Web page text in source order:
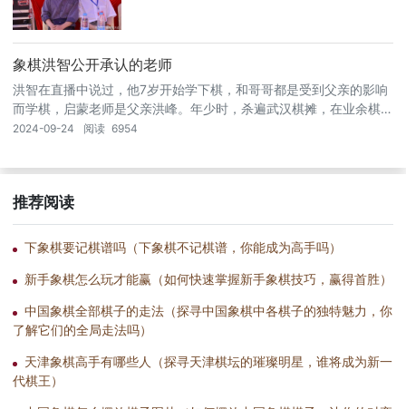
象棋洪智公开承认的老师
洪智在直播中说过，他7岁开始学下棋，和哥哥都是受到父亲的影响
而学棋，启蒙老师是父亲洪峰。年少时，杀遍武汉棋摊，在业余棋坛
中成长起来。洪智，中国象棋男子特级大师，雅号 洪天王、乱战天
局功力强大，尤其擅长搏杀。至于柳大华老师，洪智明确否认是其老
2024-09-24 阅读 6954
推荐阅读
下象棋要记棋谱吗（下象棋不记棋谱，你能成为高手吗）
新手象棋怎么玩才能赢（如何快速掌握新手象棋技巧，赢得首胜）
中国象棋全部棋子的走法（探寻中国象棋中各棋子的独特魅力，你
了解它们的全局走法吗）
天津象棋高手有哪些人（探寻天津棋坛的璀璨明星，谁将成为新一
代棋王）